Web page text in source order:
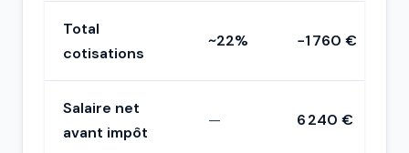
Total
cotisations
~22% −1 760 €
Salaire net
avant impôt
— 6 240 €